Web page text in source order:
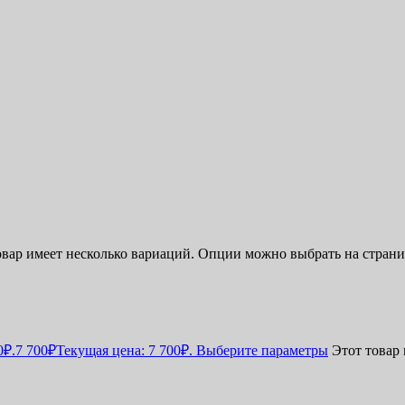
имеет несколько вариаций. Опции можно выбрать на
7 700₽Текущая цена: 7 700₽. Выберите параметры Этот